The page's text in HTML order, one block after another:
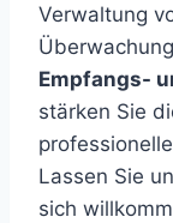
Verwaltung
Empfangs-
stärken Sie
Lassen Sie
sich